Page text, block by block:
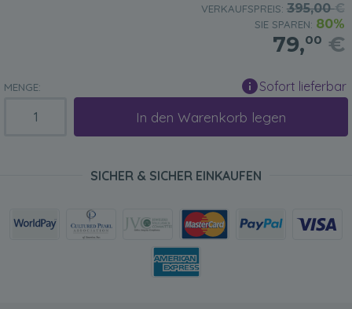
VERKAUFSPREIS: 395,00€
SIE SPAREN: 80%
79,00 €
MENGE: Sofort lieferbar
In den Warenkorb legen
SICHER & SICHER EINKAUFEN